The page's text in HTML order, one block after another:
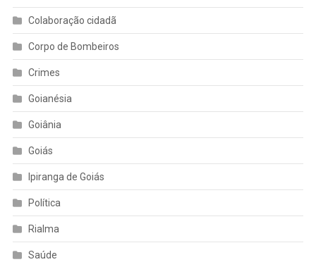
Colaboração cidadã
Corpo de Bombeiros
Crimes
Goianésia
Goiânia
Goiás
Ipiranga de Goiás
Política
Rialma
Saúde